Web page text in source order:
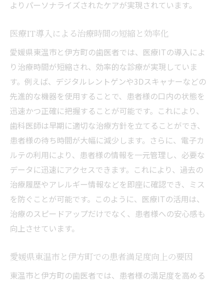
よりパーソナライズされたケアが実現されています。
医療IT導入による治療時間の短縮と効率化
愛媛県東温市と伊方町の歯医者では、医療ITの導入によ
り治療時間が短縮され、効率的な診療が実現していま
す。例えば、デジタルレントゲンや3Dスキャナーなどの
先進的な機器を使用することで、患者様の口内の状態を
迅速かつ正確に把握することが可能です。これにより、
歯科医師は早期に適切な治療方針を立てることができ、
患者様の待ち時間が大幅に減少します。さらに、電子カ
ルテの利用により、患者様の情報を一元管理し、必要な
データに迅速にアクセスできます。これにより、過去の
治療履歴やアレルギー情報などを即座に確認でき、ミス
を防ぐことが可能です。このように、医療ITの活用は、
治療のスピードアップだけでなく、患者様への安心感も
向上させています。
愛媛県東温市と伊方町での患者満足度向上の要因
東温市と伊方町の歯医者では、患者様の満足度を高める